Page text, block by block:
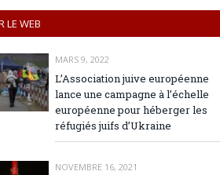
LE WEB
MARS 9, 2022
L’Association juive européenne
lance une campagne à l’échelle
européenne pour héberger les
réfugiés juifs d’Ukraine
NOVEMBRE 16, 2021